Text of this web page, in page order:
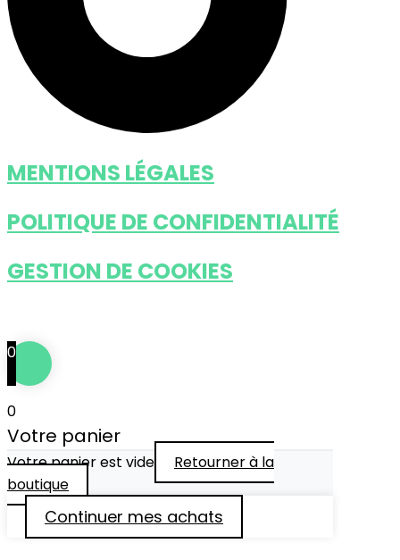
MENTIONS LÉGALES
POLITIQUE DE CONFIDENTIALITÉ
GESTION DE COOKIES
0
0
Votre panier
Votre panier est vide
Retourner à la
boutique
Continuer mes achats